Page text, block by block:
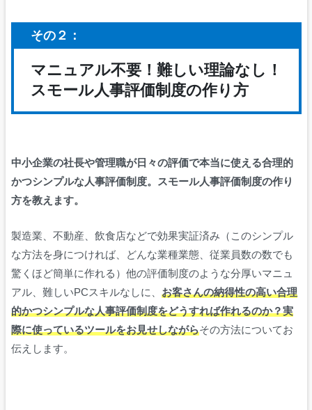
その２：
マニュアル不要！難しい理論なし！
スモール人事評価制度の作り方
中小企業の社長や管理職が日々の評価で本当に使える合理的
かつシンプルな人事評価制度。スモール人事評価制度の作り
方を教えます。
製造業、不動産、飲食店などで効果実証済み（このシンプル
な方法を身につければ、どんな業種業態、従業員数の数でも
驚くほど簡単に作れる）他の評価制度のような分厚いマニュ
アル、難しいPCスキルなしに、 お客さんの納得性の高い合理
的かつシンプルな人事評価制度をどうすれば作れるのか？実
際に使っているツールをお見せしながらその方法についてお
伝えします。